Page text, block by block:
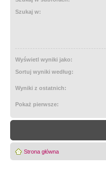
Szukaj w:
Wyświetl wyniki jako:
Sortuj wyniki według:
Wyniki z ostatnich:
Pokaż pierwsze:
Strona główna